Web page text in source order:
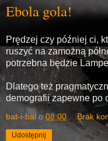
Ebola gola!
Prędzej czy później ci,
ruszyć na zamożną
potrzebna będzie
Dlatego też
demografii zapewne po
bat-i-bal o08:00 Brak
Udostępnij